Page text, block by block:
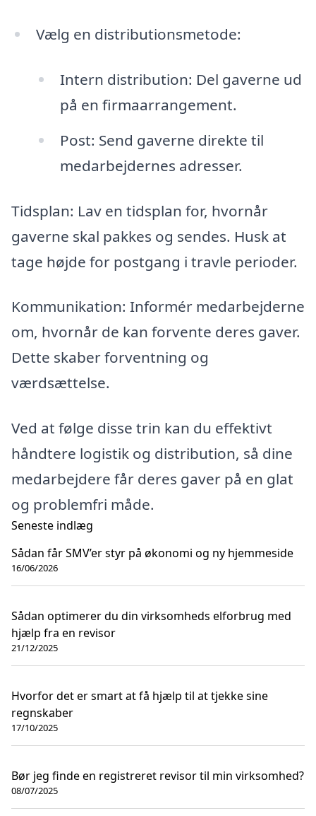
Vælg en distributionsmetode:
Intern distribution: Del gaverne ud
på en firmaarrangement.
Post: Send gaverne direkte til
medarbejdernes adresser.
Tidsplan: Lav en tidsplan for, hvornår
gaverne skal pakkes og sendes. Husk at
tage højde for postgang i travle perioder.
Kommunikation: Informér medarbejderne
om, hvornår de kan forvente deres gaver.
Dette skaber forventning og
værdsættelse.
Ved at følge disse trin kan du effektivt
håndtere logistik og distribution, så dine
medarbejdere får deres gaver på en glat
og problemfri måde.
Seneste indlæg
Sådan får SMV’er styr på økonomi og ny hjemmeside
16/06/2026
Sådan optimerer du din virksomheds elforbrug med
hjælp fra en revisor
21/12/2025
Hvorfor det er smart at få hjælp til at tjekke sine
regnskaber
17/10/2025
Bør jeg finde en registreret revisor til min virksomhed?
08/07/2025